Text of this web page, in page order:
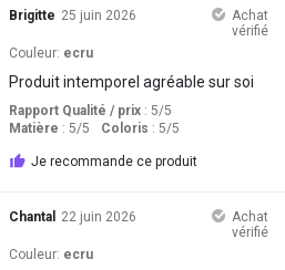
Brigitte 25 juin 2026
Achat
vérifié
Couleur: ecru
Produit intemporel agréable sur soi
Rapport Qualité / prix: 5/5
Matière : 5/5 Coloris : 5/5
Je recommande ce produit
Chantal 22 juin 2026
Achat
vérifié
Couleur: ecru